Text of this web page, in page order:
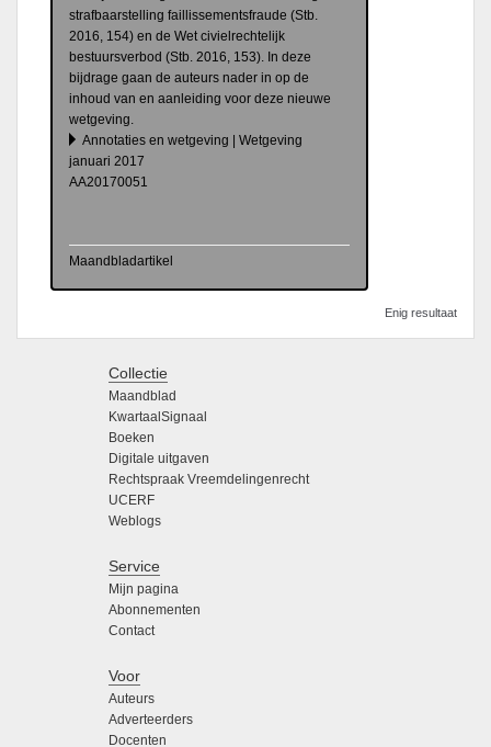
strafbaarstelling faillissementsfraude (Stb.
2016, 154) en de Wet civielrechtelijk
bestuursverbod (Stb. 2016, 153). In deze
bijdrage gaan de auteurs nader in op de
inhoud van en aanleiding voor deze nieuwe
wetgeving.
Annotaties en wetgeving | Wetgeving
januari 2017
AA20170051
Maandbladartikel
Enig resultaat
Collectie
Maandblad
KwartaalSignaal
Boeken
Digitale uitgaven
Rechtspraak Vreemdelingenrecht
UCERF
Weblogs
Service
Mijn pagina
Abonnementen
Contact
Voor
Auteurs
Adverteerders
Docenten